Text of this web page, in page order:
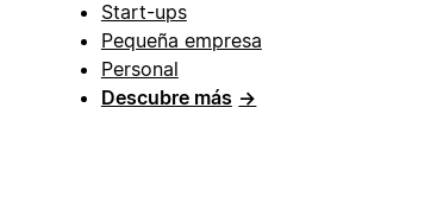
Start-ups
Pequeña empresa
Personal
Descubre más →